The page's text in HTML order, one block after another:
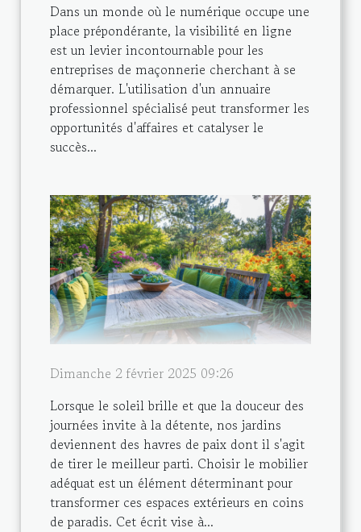
Dans un monde où le numérique occupe une
place prépondérante, la visibilité en ligne
est un levier incontournable pour les
entreprises de maçonnerie cherchant à se
démarquer. L'utilisation d'un annuaire
professionnel spécialisé peut transformer les
opportunités d'affaires et catalyser le
succès...
Dimanche 2 février 2025 09:26
Lorsque le soleil brille et que la douceur des
journées invite à la détente, nos jardins
deviennent des havres de paix dont il s'agit
de tirer le meilleur parti. Choisir le mobilier
adéquat est un élément déterminant pour
transformer ces espaces extérieurs en coins
de paradis. Cet écrit vise à...